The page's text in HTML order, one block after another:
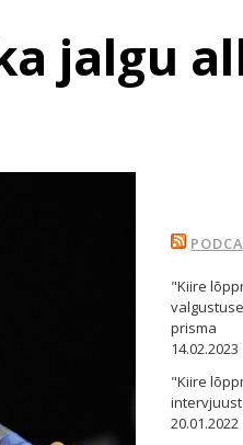
jalgu
"Kiire
prisma
14.02.2023
"Kiire
20.01.2022